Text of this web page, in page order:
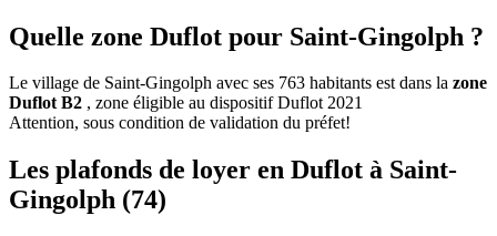
Quelle zone Duflot pour Saint-Gingolph ?
Le village de Saint-Gingolph avec ses 763 habitants est dans la zone
Duflot B2 , zone éligible au dispositif Duflot 2021
Attention, sous condition de validation du préfet!
Les plafonds de loyer en Duflot à Saint-
Gingolph (74)